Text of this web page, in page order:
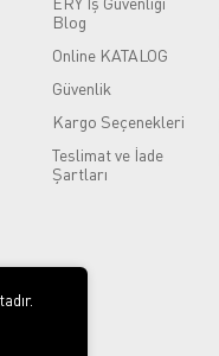
Blog
Online KATALOG
Güvenlik
Kargo Seçenekleri
Teslimat ve İade
Şartları